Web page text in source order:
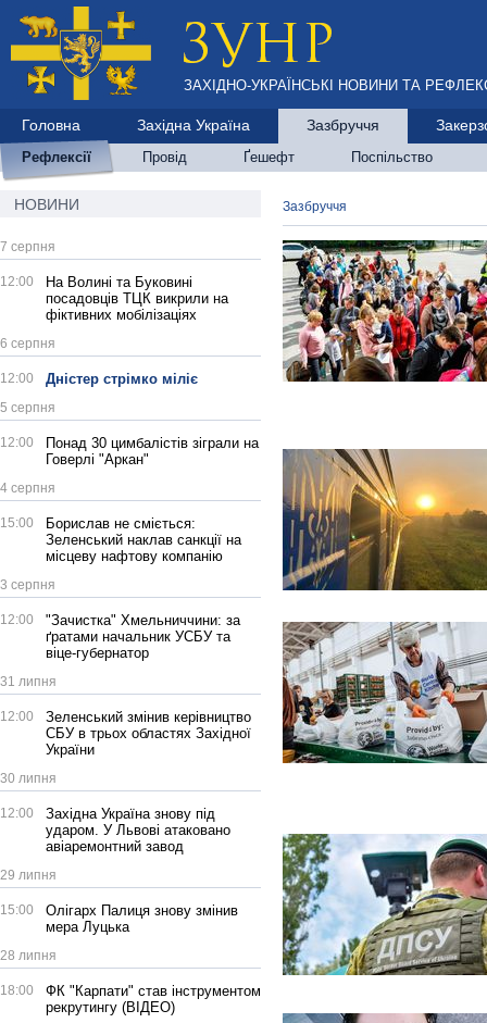
ЗАХІДНО-УКРАЇНСЬКІ НОВИНИ ТА
Головна Західна Україна Зазбруччя
Рефлексії Провід Ґешефт Поспільство
НОВИНИ
7 серпня
12:00
На Волині та Буковині
посадовців ТЦК викрили на
фіктивних мобілізаціях
6 серпня
12:00 Дністер стрімко міліє
5 серпня
12:00
Понад 30 цимбалістів зіграли на
Говерлі "Аркан"
4 серпня
15:00
Борислав не сміється:
Зеленський наклав санкції на
місцеву нафтову компанію
3 серпня
12:00
"Зачистка" Хмельниччини: за
ґратами начальник УСБУ та
віце-губернатор
31 липня
12:00
Зеленський змінив керівництво
СБУ в трьох областях Західної
України
30 липня
12:00
Західна Україна знову під
ударом. У Львові атаковано
авіаремонтний завод
29 липня
15:00
Олігарх Палиця знову змінив
мера Луцька
28 липня
18:00
ФК "Карпати" став інструментом
рекрутингу (ВІДЕО)
Зазбруччя